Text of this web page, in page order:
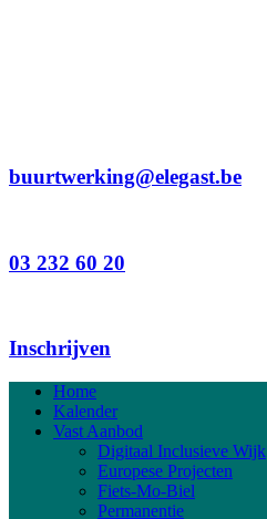
buurtwerking@elegast.be
03 232 60 20
Inschrijven
Home
Kalender
Vast Aanbod
Digitaal Inclusieve Wijk
Europese Projecten
Fiets-Mo-Biel
Permanentie